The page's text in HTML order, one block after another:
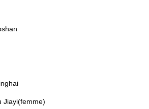
Jiayi(femme)